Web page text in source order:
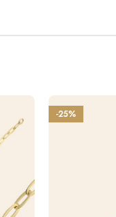
-25%